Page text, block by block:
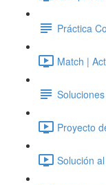
Práctica
Match |
Proyecto
Solución